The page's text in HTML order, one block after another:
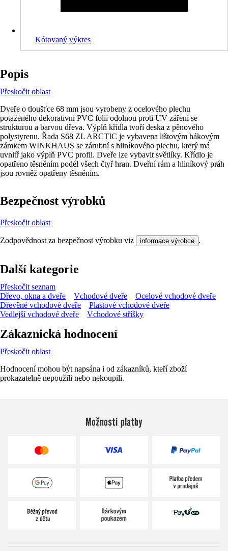
Kótovaný výkres
Popis
Přeskočit oblast
Dveře o tloušťce 68 mm jsou vyrobeny z ocelového plechu
potaženého dekorativní PVC fólií odolnou proti UV záření se
strukturou a barvou dřeva. Výplň křídla tvoří deska z pěnového
polystyrenu. Řada S68 ZL ARCTIC je vybavena lištovým hákovým
zámkem WINKHAUS se zárubní s hliníkového plechu, který má
uvnitř jako výplň PVC profil. Dveře lze vybavit světlíky. Křídlo je
opatřeno těsněním podél všech čtyř hran. Dveřní rám a hliníkový práh
jsou rovněž opatřeny těsněním.
Bezpečnost výrobků
Přeskočit oblast
Zodpovědnost za bezpečnost výrobku viz informace výrobce .
Další kategorie
Přeskočit seznam
Dřevo, okna a dveře
Vchodové dveře
Ocelové vchodové dveře
Dřevěné vchodové dveře
Plastové vchodové dveře
Vedlejší vchodové dveře
Vchodové stříšky
Zákaznická hodnocení
Přeskočit oblast
Hodnocení mohou být napsána i od zákazníků, kteří zboží
prokazatelně nepoužili nebo nekoupili.
Možnosti platby